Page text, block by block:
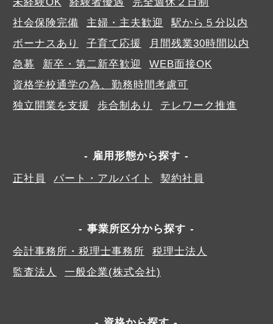
社会保険完備
主婦・主夫歓迎
駅から５分以内
ボーナスあり
子育て応援
月間残業30時間以内
急募
新卒・第二新卒歓迎
WEB面接OK
資格学校通学の為、勤務時間考慮可
独立開業を支援
歩合制あり テレワーク推進
雇用形態から探す
正社員
パート・アルバイト 契約社員
事業所区分から探す
会計事務所・税理士事務所
税理士法人
監査法人
一般企業(株式会社)